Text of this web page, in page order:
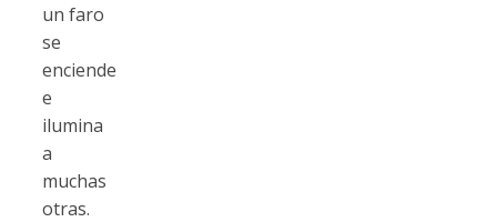
un faro
se
enciende
e
ilumina
a
muchas
otras.